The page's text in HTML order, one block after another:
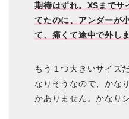
期待はずれ。XSまでサ
てたのに、アンダーが
て、痛くて途中で外し
もう１つ大きいサイズ
なりそうなので、かな
かありません。かなり